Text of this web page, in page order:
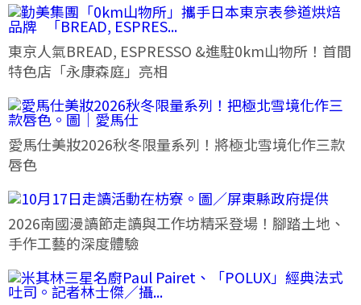
東京人氣BREAD, ESPRESSO &進駐0km山物所！首間
特色店「永康森庭」亮相
愛馬仕美妝2026秋冬限量系列！將極北雪境化作三款
唇色
2026南國漫讀節走讀與工作坊精采登場！腳踏土地、
手作工藝的深度體驗